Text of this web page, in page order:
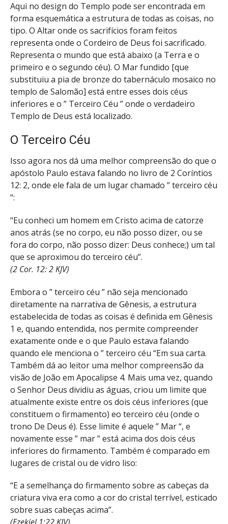
Aqui no design do Templo pode ser encontrada em
forma esquemática a estrutura de todas as coisas, no
tipo. O Altar onde os sacrifícios foram feitos
representa onde o Cordeiro de Deus foi sacrificado.
Representa o mundo que está abaixo (a Terra e o
primeiro e o segundo céu). O Mar fundido [que
substituiu a pia de bronze do tabernáculo mosaico no
templo de Salomão] está entre esses dois céus
inferiores e o ” Terceiro Céu ” onde o verdadeiro
Templo de Deus está localizado.
O Terceiro Céu
Isso agora nos dá uma melhor compreensão do que o
apóstolo Paulo estava falando no livro de 2 Coríntios
12: 2, onde ele fala de um lugar chamado ” terceiro céu
“:
“Eu conheci um homem em Cristo acima de catorze
anos atrás (se no corpo, eu não posso dizer, ou se
fora do corpo, não posso dizer: Deus conhece;) um tal
que se aproximou do terceiro céu”.
(2 Cor. 12: 2 KJV)
Embora o ” terceiro céu ” não seja mencionado
diretamente na narrativa de Gênesis, a estrutura
estabelecida de todas as coisas é definida em Gênesis
1 e, quando entendida, nos permite compreender
exatamente onde e o que Paulo estava falando
quando ele menciona o ” terceiro céu “Em sua carta.
Também dá ao leitor uma melhor compreensão da
visão de João em Apocalipse 4. Mais uma vez, quando
o Senhor Deus dividiu as águas, criou um limite que
atualmente existe entre os dois céus inferiores (que
constituem o firmamento) eo terceiro céu (onde o
trono De Deus é). Esse limite é aquele ” Mar “, e
novamente esse ” mar ” está acima dos dois céus
inferiores do firmamento. Também é comparado em
lugares de cristal ou de vidro liso:
“E a semelhança do firmamento sobre as cabeças da
criatura viva era como a cor do cristal terrível, esticado
sobre suas cabeças acima”.